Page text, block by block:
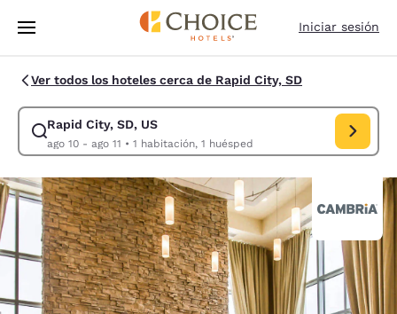
Pasar A Contenido Principal
Iniciar sesión
Ver todos los hoteles cerca de Rapid City, SD
Rapid City, SD, US
ago 10 - ago 11 • 1 habitación, 1 huésped
Modificar la búsqueda de Rapid City, SD, US. Fecha de check-in ago